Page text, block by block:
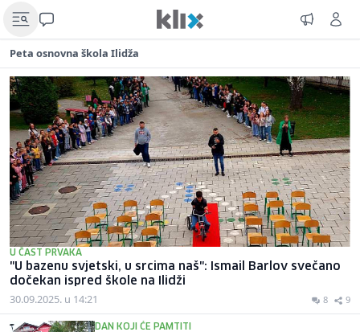
Peta osnovna škola Ilidža
U ČAST PRVAKA
"U bazenu svjetski, u srcima naš": Ismail Barlov svečano
dočekan ispred škole na Ilidži
30.09.2025. u 14:21 8 9
DAN KOJI ĆE PAMTITI